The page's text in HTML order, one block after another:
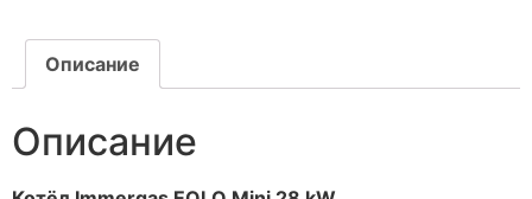
Описание
Описание